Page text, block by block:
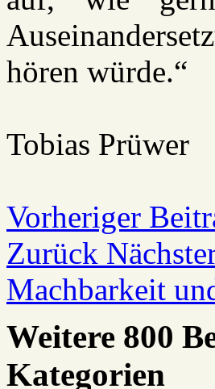
hören würde.“
Tobias Prüwer
Vorheriger
Zurück
Machbarkeit
Weitere 800
Kategorien